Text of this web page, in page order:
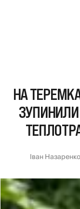
НА
Іван Назаренко